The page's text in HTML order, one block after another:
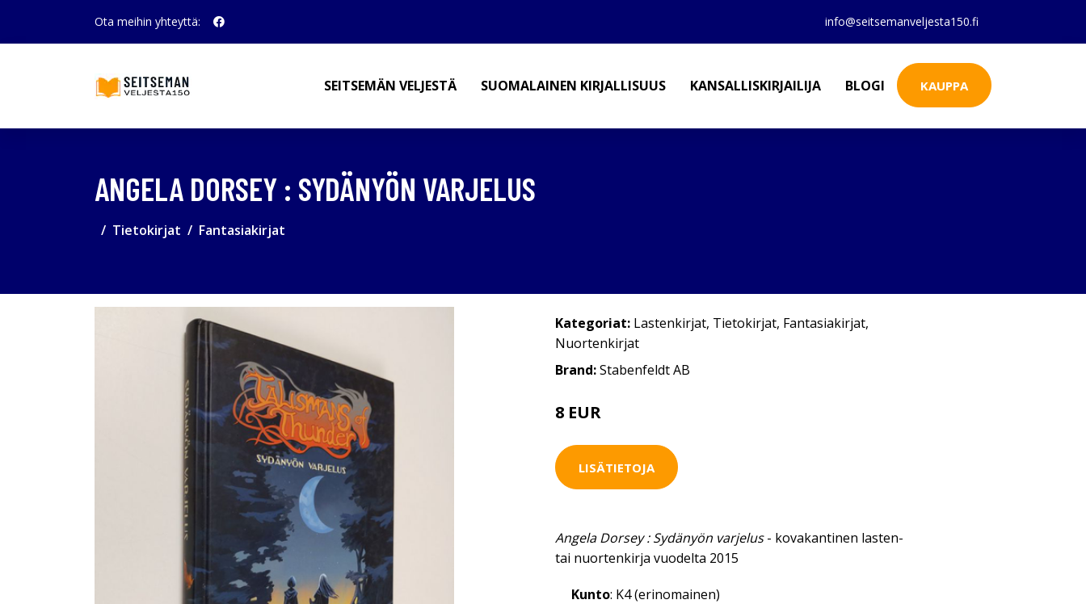
Ota meihin yhteyttä: info@seitsemanveljesta150.fi
SEITSEMÄN VELJESTÄ SUOMALAINEN KIRJALLISUUS KANSALLISKIRJAILIJA BLOGI KAUPPA
ANGELA DORSEY : SYDÄNYÖN VARJELUS
Tietokirjat Fantasiakirjat
Kategoriat: Lastenkirjat, Tietokirjat, Fantasiakirjat,
Nuortenkirjat
Brand:Stabenfeldt AB
8 EUR
LISÄTIETOJA
Angela Dorsey : Sydänyön varjelus- kovakantinen lasten-
tai nuortenkirja vuodelta 2015
Kunto: K4 (erinomainen)